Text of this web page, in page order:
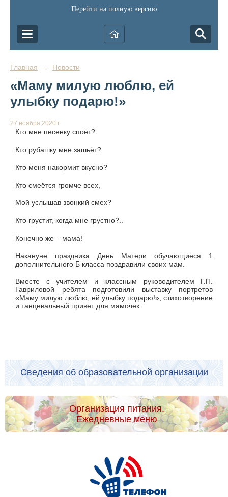
Перейти на полную версию
Главная → Новости
«Маму милую люблю, ей
улыбку подарю!»
27 ноября 2020 г.
Кто мне песенку споёт?
Кто рубашку мне зашьёт?
Кто меня накормит вкусно?
Кто смеётся громче всех,
Мой услышав звонкий смех?
Кто грустит, когда мне грустно?..
Конечно же – мама!
Накануне праздника День Матери обучающиеся 1
дополнительного Б класса поздравили своих мам.
Вместе с учителем и классным руководителем Г.П.
Гавриловой ребята подготовили выставку портретов
«Маму милую люблю, ей улыбку подарю!», стихотворение
и танцевальный привет для мамочек.
Сведения об образовательной организации
Организация питания.
Ежедневные меню